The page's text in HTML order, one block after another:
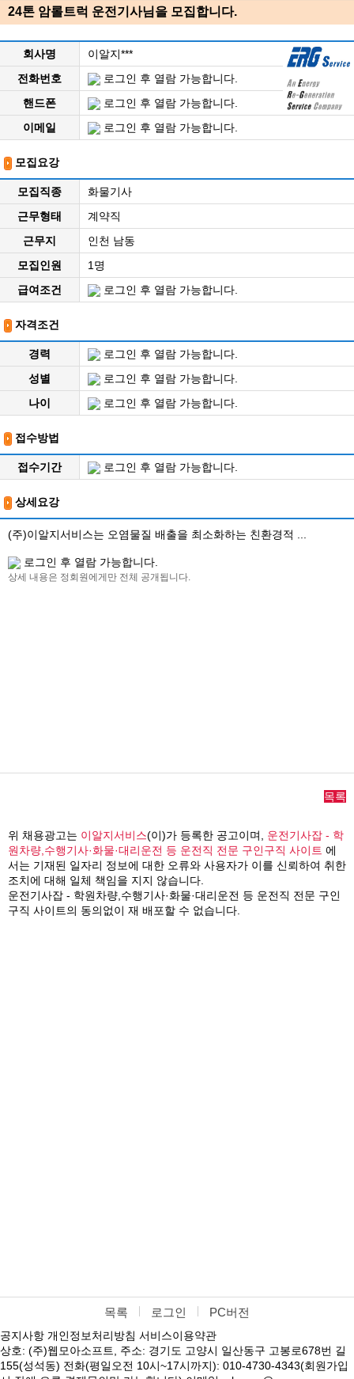
24톤 암롤트럭 운전기사님을 모집합니다.
회사명
이알지***
전화번호
로그인 후 열람 가능합니다.
핸드폰
로그인 후 열람 가능합니다.
이메일
로그인 후 열람 가능합니다.
모집요강
모집직종
화물기사
근무형태
계약직
근무지
인천 남동
모집인원
1명
급여조건
로그인 후 열람 가능합니다.
자격조건
경력
로그인 후 열람 가능합니다.
성별
로그인 후 열람 가능합니다.
나이
로그인 후 열람 가능합니다.
접수방법
접수기간 로그인 후 열람 가능합니다.
상세요강
(주)이알지서비스는 오염물질 배출을 최소화하는 친환경적 ...
로그인 후 열람 가능합니다.
상세 내용은 정회원에게만 전체 공개됩니다.
목록
위 채용광고는 이알지서비스(이)가 등록한 공고이며, 운전기사잡 - 학
원차량,수행기사·화물·대리운전 등 운전직 전문 구인구직 사이트 에
서는 기재된 일자리 정보에 대한 오류와 사용자가 이를 신뢰하여 취한
조치에 대해 일체 책임을 지지 않습니다.
운전기사잡 - 학원차량,수행기사·화물·대리운전 등 운전직 전문 구인
구직 사이트의 동의없이 재 배포할 수 없습니다.
목록 로그인 PC버전
공지사항 개인정보처리방침 서비스이용약관
상호: (주)웹모아소프트, 주소: 경기도 고양시 일산동구 고봉로678번 길
155(성석동) 전화(평일오전 10시~17시까지): 010-4730-4343(회원가입